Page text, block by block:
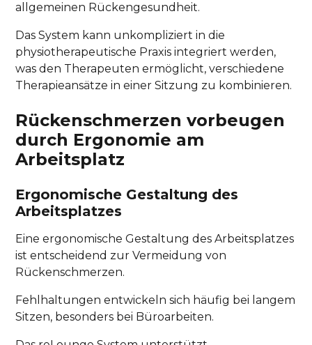
allgemeinen Rückengesundheit.
Das System kann unkompliziert in die
physiotherapeutische Praxis integriert werden,
was den Therapeuten ermöglicht, verschiedene
Therapieansätze in einer Sitzung zu kombinieren.
Rückenschmerzen vorbeugen
durch Ergonomie am
Arbeitsplatz
Ergonomische Gestaltung des
Arbeitsplatzes
Eine ergonomische Gestaltung des Arbeitsplatzes
ist entscheidend zur Vermeidung von
Rückenschmerzen.
Fehlhaltungen entwickeln sich häufig bei langem
Sitzen, besonders bei Büroarbeiten.